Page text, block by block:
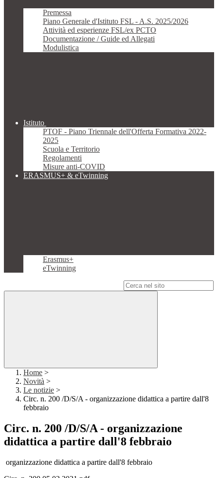
Premessa
Piano Generale d'Istituto FSL - A.S. 2025/2026
Attività ed esperienze FSL/ex PCTO
Documentazione / Guide ed Allegati
Modulistica
Istituto
PTOF - Piano Triennale dell'Offerta Formativa 2022-
2025
Scuola e Territorio
Regolamenti
Misure anti-COVID
ERASMUS+ & eTwinning
Erasmus+
eTwinning
Home >
Novità >
Le notizie >
Circ. n. 200 /D/S/A - organizzazione didattica a partire dall'8
febbraio
Circ. n. 200 /D/S/A - organizzazione
didattica a partire dall'8 febbraio
organizzazione didattica a partire dall'8 febbraio